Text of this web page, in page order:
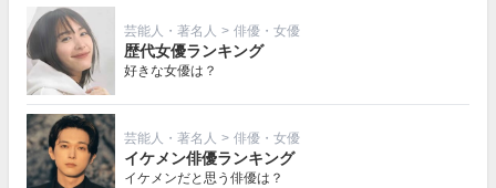
芸能人・著名人 > 俳優・女優
歴代女優ランキング
好きな女優は？
芸能人・著名人 > 俳優・女優
イケメン俳優ランキング
イケメンだと思う俳優は？